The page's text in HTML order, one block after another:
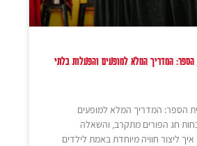
הספר: המדריך המלא למופעים והפעלות בלתי
הספר: המדריך המלא למופעים
חג הפורים מתקרב, והשאלה
ליצור חוויה מיוחדת באמת לילדים